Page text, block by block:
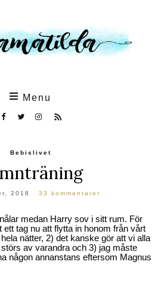
Menu
Bebislivet
2018 33 kommentarer
medan Harry sov i sitt rum. För
ett tag nu att flytta in honom från vårt
nätter, 2) det kanske gör att vi alla
av varandra och 3) jag måste
någon annanstans eftersom Magnus